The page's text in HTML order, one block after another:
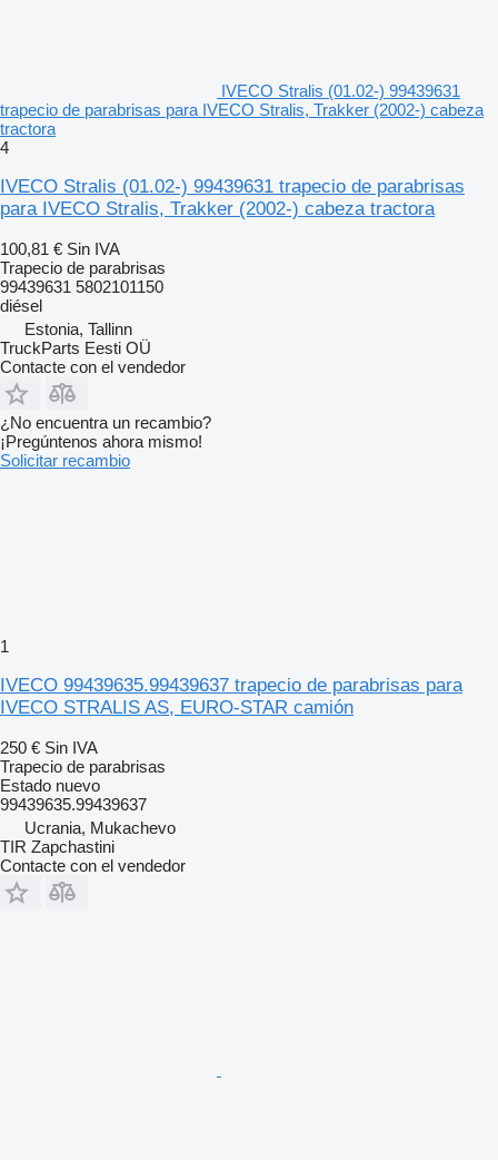
IVECO Stralis (01.02-) 99439631
trapecio de parabrisas para IVECO Stralis, Trakker (2002-) cabeza
tractora
4
IVECO Stralis (01.02-) 99439631 trapecio de parabrisas
para IVECO Stralis, Trakker (2002-) cabeza tractora
100,81 € Sin IVA
Trapecio de parabrisas
99439631 5802101150
diésel
Estonia, Tallinn
TruckParts Eesti OÜ
Contacte con el vendedor
¿No encuentra un recambio?
¡Pregúntenos ahora mismo!
Solicitar recambio
1
IVECO 99439635.99439637 trapecio de parabrisas para
IVECO STRALIS AS, EURO-STAR camión
250 € Sin IVA
Trapecio de parabrisas
Estado nuevo
99439635.99439637
Ucrania, Mukachevo
TIR Zapchastini
Contacte con el vendedor